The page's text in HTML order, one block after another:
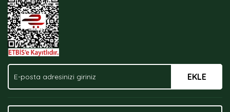
Bu ürüne benzer farklı alternatifler olmalı.
EKLE